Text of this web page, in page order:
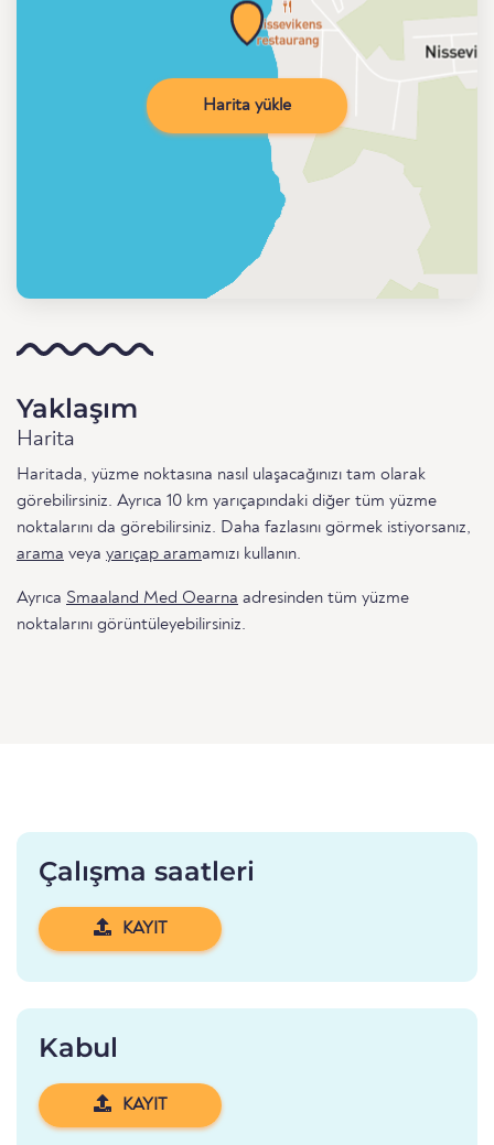
Harita yükle
Yaklaşım
Harita
Haritada, yüzme noktasına nasıl ulaşacağınızı tam olarak
görebilirsiniz. Ayrıca 10 km yarıçapındaki diğer tüm yüzme
noktalarını da görebilirsiniz. Daha fazlasını görmek istiyorsanız,
arama veya yarıçap aramamızı kullanın.
Ayrıca Smaaland Med Oearna adresinden tüm yüzme
noktalarını görüntüleyebilirsiniz.
Çalışma saatleri
KAYIT
Kabul
KAYIT